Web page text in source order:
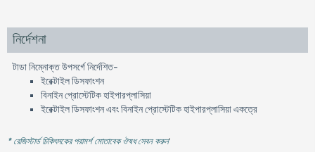
নির্দেশনা
টাডা নিম্নোক্ত উপসর্গে নির্দেশিত-
ইরেক্টাইল ডিসফাংশন
বিনাইন প্রোস্টেটিক হাইপারপ্লাসিয়া
ইরেক্টাইল ডিসফাংশন এবং বিনাইন প্রোস্টেটিক হাইপারপ্লাসিয়া একত্রে
* রেজিস্টার্ড চিকিৎসকের পরামর্শ মোতাবেক ঔষধ সেবন করুন'